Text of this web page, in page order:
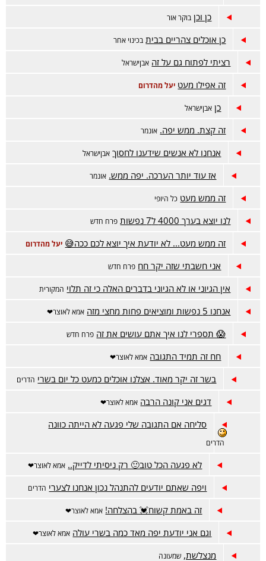
כן וכן בוקר אור
כן אוכלים צהריים בבית בכינוי אחר
רציתי לפתוח גם על זה אבןישראל
זה אפילו מעט יעל מהדרום
כן אבןישראל
זה קצת. ממש יפה. אונמר
אנחנו לא אנשים שידענו לחסוך אבןישראל
אז עוד יותר הערכה. יפה ממש. אונמר
זה ממש מעט כל היופי
לנו יוצא בערך 4000 ל7 נפשות פרח חדש
זה ממש מעט... לא יודעת איך יוצא לכם ככה😅 יעל מהדרום
אני חשבתי שזה יקר חח פרח חדש
אין הגיוני או לא הגיוני בדברים האלה כי זה תלוי המקורית
אנחנו 5 נפשות ומוציאים פחות מחצי מזה אמא לאוצר❤
😱 תספרי לנו איך אתם עושים את זה פרח חדש
חח זה תמיד התגובה אמא לאוצר❤
בשר זה יקר מאוד. אצלנו אוכלים כמעט כל יום בשרי הדרים
דגים אני קונה הרבה אמא לאוצר❤
סליחה אם התגובה שלי פגעה לא הייתה כוונה
הדרים
לא פגעה הכל טוב🙂 רק ניסיתי לדייק.. אמא לאוצר❤
ויפה שאתם יודעים להתנהל נכון אנחנו לצערי הדרים
זה באמת קשוח💓 בהצלחה! אמא לאוצר❤
וגם אני יודעת יפה מאד כמה בשרי עולה אמא לאוצר❤
מנצלשת, שמעונה